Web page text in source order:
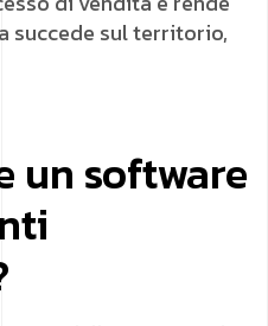
succede sul territorio,
un software